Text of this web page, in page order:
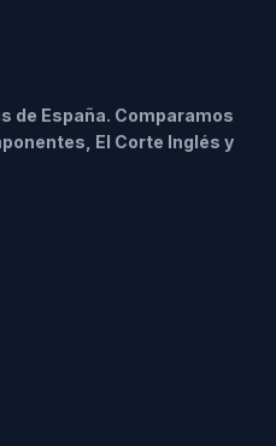
de España. Comparamos
El Corte Inglés y